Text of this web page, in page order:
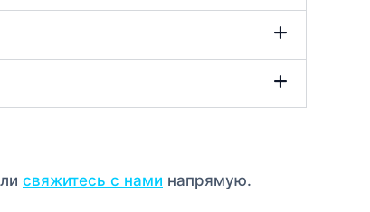
свяжитесь с нами напрямую.